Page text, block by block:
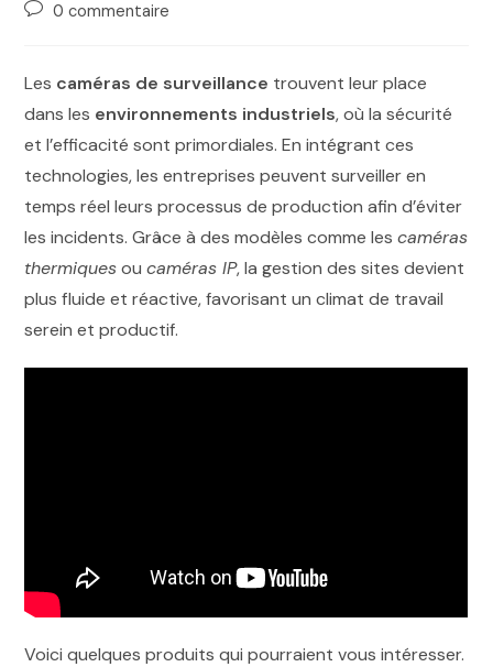
0 commentaire
Les caméras de surveillance trouvent leur place
dans les environnements industriels, où la sécurité
et l’efficacité sont primordiales. En intégrant ces
technologies, les entreprises peuvent surveiller en
temps réel leurs processus de production afin d’éviter
les incidents. Grâce à des modèles comme lescaméras
thermiquesoucaméras IP, la gestion des sites devient
plus fluide et réactive, favorisant un climat de travail
serein et productif.
Voici quelques produits qui pourraient vous intéresser.